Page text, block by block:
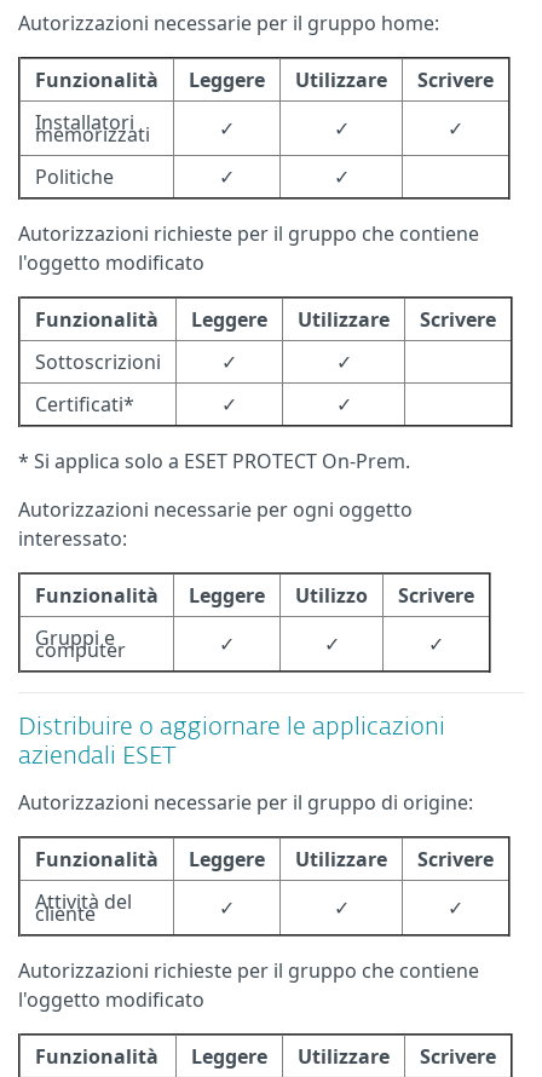
Autorizzazioni necessarie per il gruppo home:
Funzionalità Leggere Utilizzare
Scrivere
Installatori
memorizzati ✓ ✓
✓
Politiche
✓ ✓
Autorizzazioni richieste per il gruppo che contiene
l'oggetto modificato
Funzionalità Leggere Utilizzare
Scrivere
Sottoscrizioni
✓
✓
Certificati*
✓ ✓
* Si applica solo a ESET PROTECT On-Prem.
Autorizzazioni necessarie per ogni oggetto
interessato:
Funzionalità Leggere Utilizzo
Scrivere
Gruppi e
computer ✓ ✓ ✓
Distribuire o aggiornare le applicazioni
aziendali ESET
Autorizzazioni necessarie per il gruppo di origine:
Funzionalità Leggere Utilizzare
Scrivere
Attività del
cliente ✓ ✓ ✓
Autorizzazioni richieste per il gruppo che contiene
l'oggetto modificato
Funzionalità Leggere Utilizzare
Scrivere